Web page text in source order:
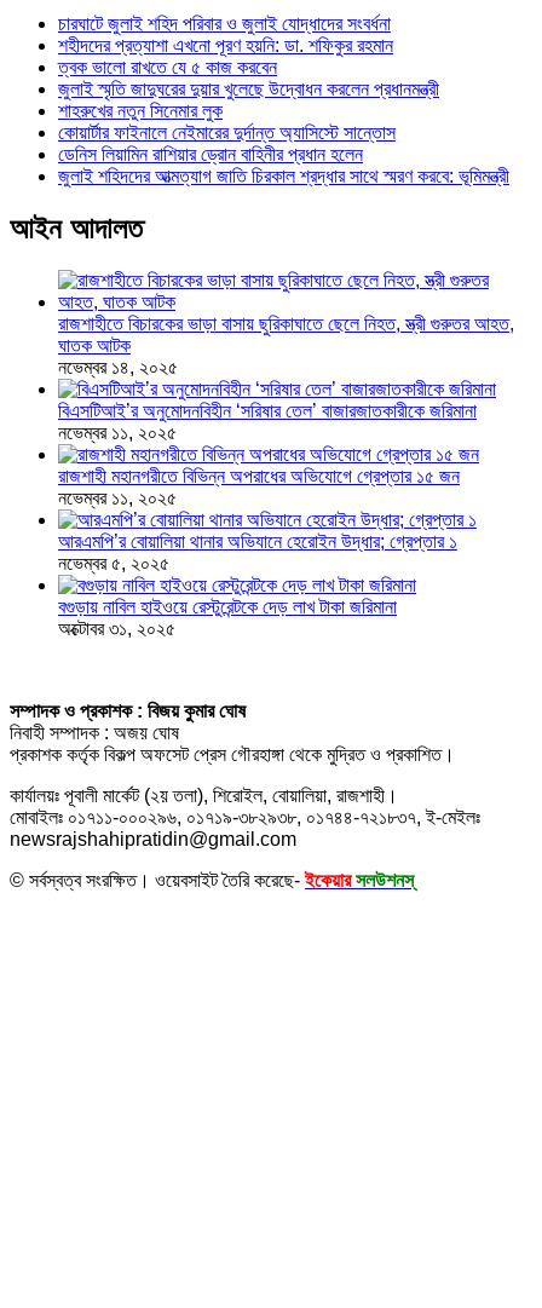
চারঘাটে জুলাই শহিদ পরিবার ও জুলাই যোদ্ধাদের সংবর্ধনা
শহীদদের প্রত্যাশা এখনো পূরণ হয়নি: ডা. শফিকুর রহমান
ত্বক ভালো রাখতে যে ৫ কাজ করবেন
জুলাই স্মৃতি জাদুঘরের দুয়ার খুলেছে উদ্বোধন করলেন প্রধানমন্ত্রী
শাহরুখের নতুন সিনেমার লুক
কোয়ার্টার ফাইনালে নেইমারের দুর্দান্ত অ্যাসিস্টে সান্তোস
ডেনিস লিয়ামিন রাশিয়ার ড্রোন বাহিনীর প্রধান হলেন
জুলাই শহিদদের আত্মত্যাগ জাতি চিরকাল শ্রদ্ধার সাথে স্মরণ করবে: ভূমিমন্ত্রী
আইন আদালত
রাজশাহীতে বিচারকের ভাড়া বাসায় ছুরিকাঘাতে ছেলে নিহত, স্ত্রী গুরুতর আহত,
ঘাতক আটক
নভেম্বর ১৪, ২০২৫
বিএসটিআই’র অনুমোদনবিহীন ‘সরিষার তেল’ বাজারজাতকারীকে জরিমানা
নভেম্বর ১১, ২০২৫
রাজশাহী মহানগরীতে বিভিন্ন অপরাধের অভিযোগে গ্রেপ্তার ১৫ জন
নভেম্বর ১১, ২০২৫
আরএমপি’র বোয়ালিয়া থানার অভিযানে হেরোইন উদ্ধার; গ্রেপ্তার ১
নভেম্বর ৫, ২০২৫
বগুড়ায় নাবিল হাইওয়ে রেস্টুরেন্টকে দেড় লাখ টাকা জরিমানা
অক্টোবর ৩১, ২০২৫
সম্পাদক ও প্রকাশক : বিজয় কুমার ঘোষ
নিবাহী সম্পাদক : অজয় ঘোষ
প্রকাশক কর্তৃক বিকল্প অফসেট প্রেস গৌরহাঙ্গা থেকে মুদ্রিত ও প্রকাশিত।
কার্যালয়ঃ পূবালী মার্কেট (২য় তলা), শিরোইল, বোয়ালিয়া, রাজশাহী।
মোবাইলঃ ০১৭১১-০০০২৯৬, ০১৭১৯-৩৮২৯৩৮, ০১৭৪৪-৭২১৮৩৭, ই-মেইলঃ
newsrajshahipratidin@gmail.com
© সর্বস্বত্ব সংরক্ষিত। ওয়েবসাইট তৈরি করেছে-ইকেয়ার সলউশনস্